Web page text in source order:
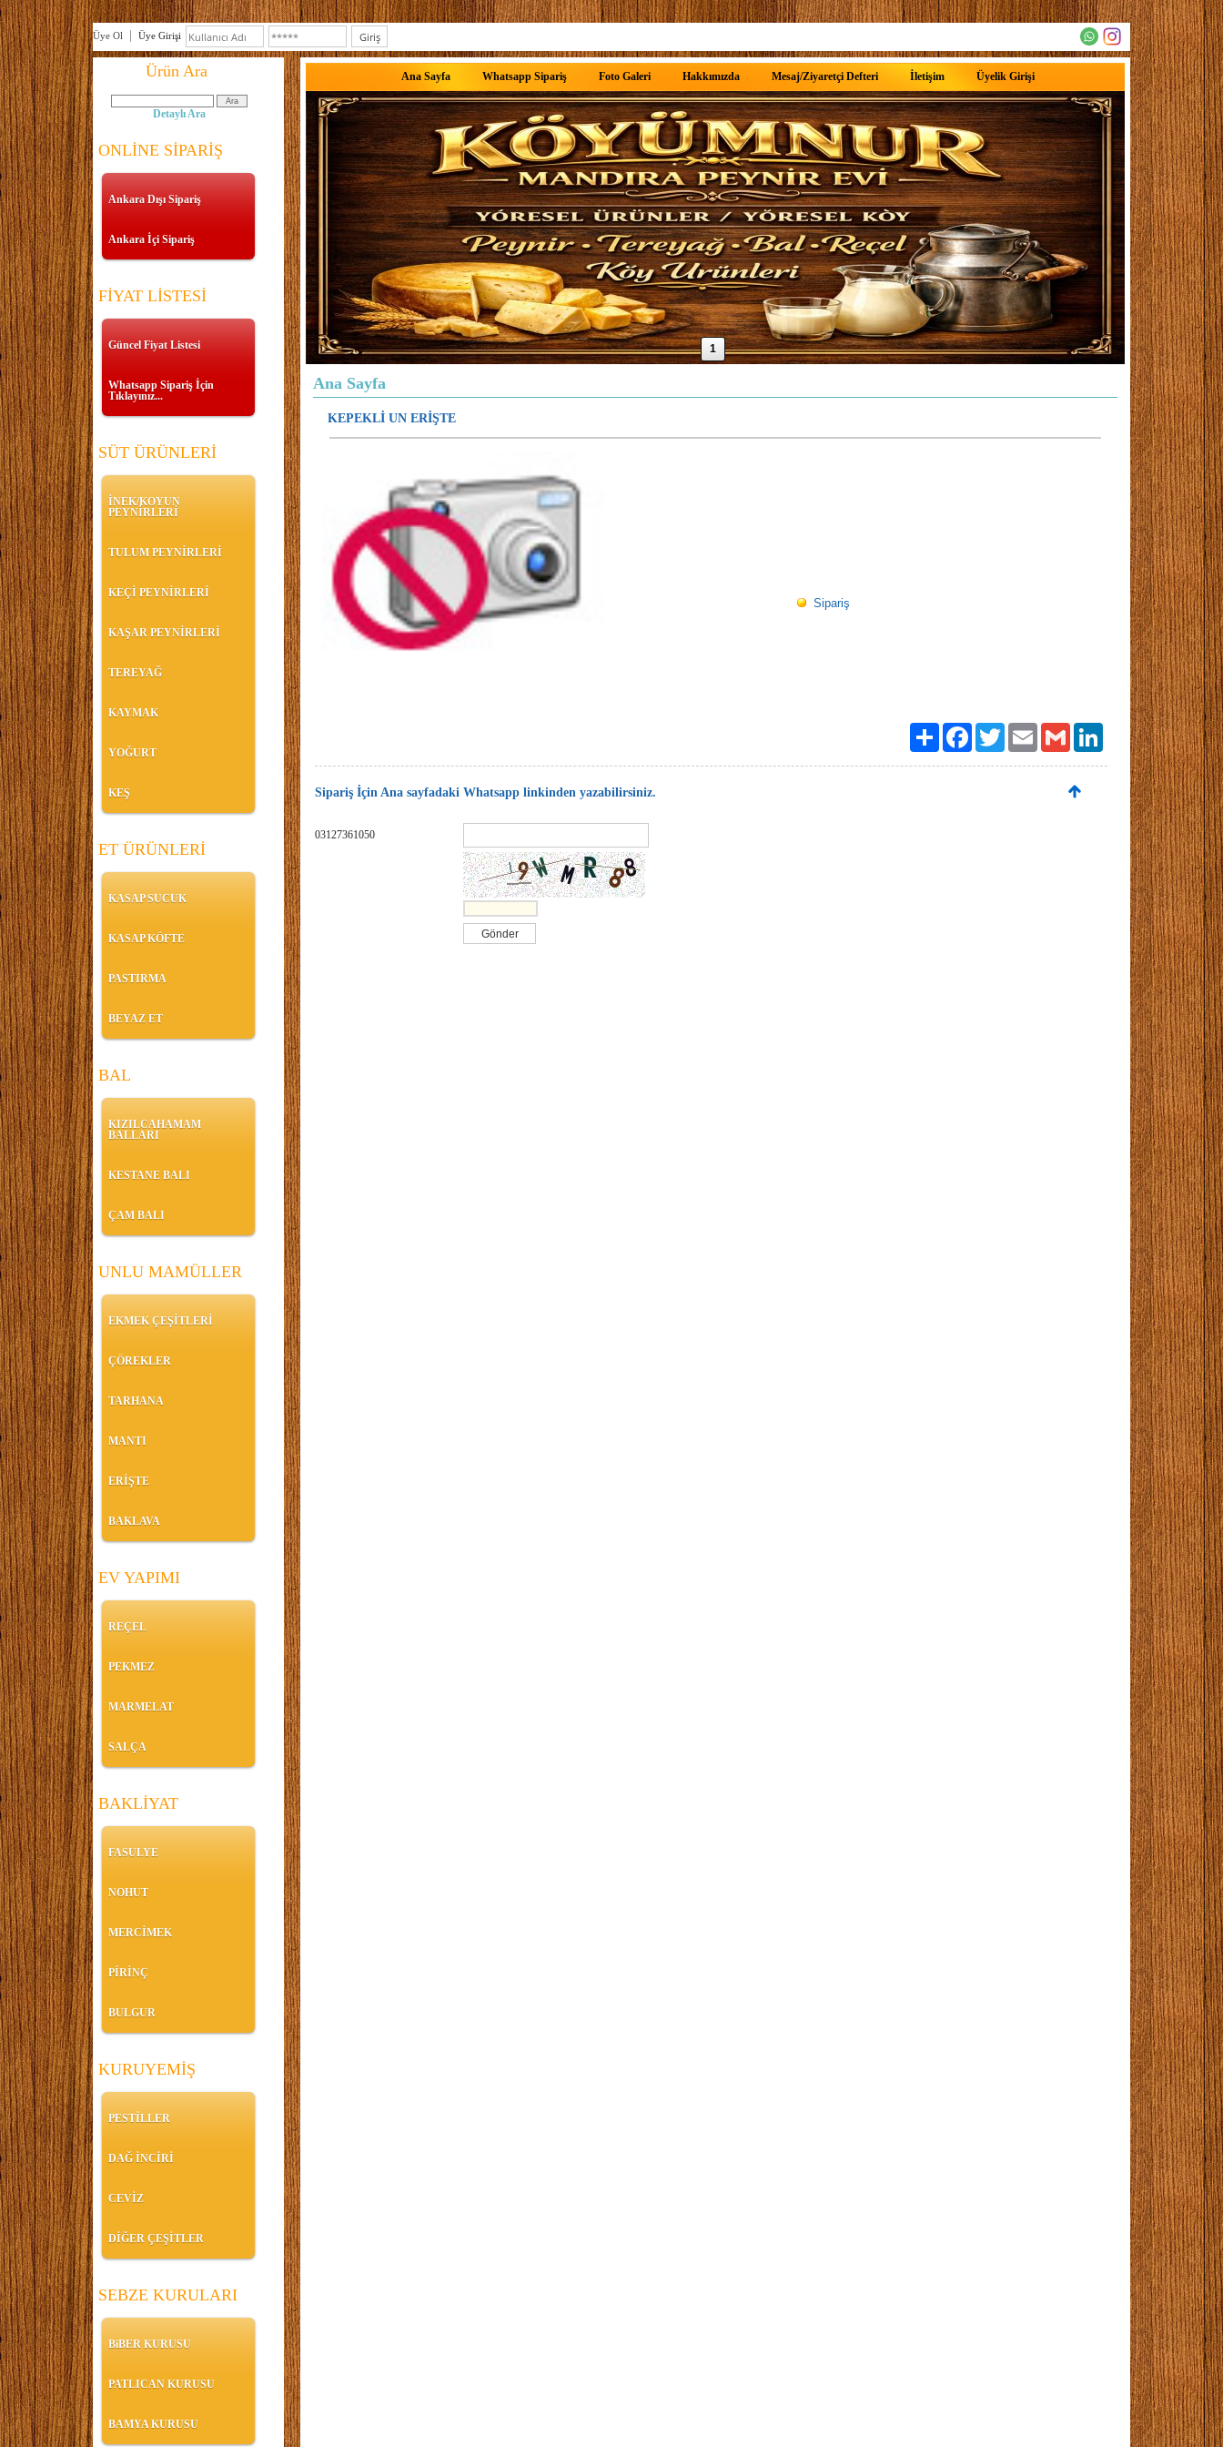
Üye Ol Üye Girişi
Ürün Ara
Detaylı Ara
ONLİNE SİPARİŞ
Ankara Dışı Sipariş
Ankara İçi Sipariş
FİYAT LİSTESİ
Güncel Fiyat Listesi
Whatsapp Sipariş İçin
Tıklayınız...
SÜT ÜRÜNLERİ
İNEK/KOYUN
PEYNİRLERİ
TULUM PEYNİRLERİ
KEÇİ PEYNİRLERİ
KAŞAR PEYNİRLERİ
TEREYAĞ
KAYMAK
YOĞURT
KEŞ
ET ÜRÜNLERİ
KASAP SUCUK
KASAP KÖFTE
PASTIRMA
BEYAZ ET
BAL
KIZILCAHAMAM
BALLARI
KESTANE BALI
ÇAM BALI
UNLU MAMÜLLER
EKMEK ÇEŞİTLERİ
ÇÖREKLER
TARHANA
MANTI
ERİŞTE
BAKLAVA
EV YAPIMI
REÇEL
PEKMEZ
MARMELAT
SALÇA
BAKLİYAT
FASULYE
NOHUT
MERCİMEK
PİRİNÇ
BULGUR
KURUYEMİŞ
PESTİLLER
DAĞ İNCİRİ
CEVİZ
DİĞER ÇEŞİTLER
SEBZE KURULARI
BiBER KURUSU
PATLICAN KURUSU
BAMYA KURUSU
Ana Sayfa Whatsapp Sipariş Foto Galeri Hakkımızda Mesaj/Ziyaretçi Defteri İletişim Üyelik Girişi
1
Ana Sayfa
KEPEKLİ UN ERİŞTE
Sipariş
Paylaş FacebookTwitter Email Gmail LinkedIn
Sipariş İçin Ana sayfadaki Whatsapp linkinden yazabilirsiniz.
03127361050